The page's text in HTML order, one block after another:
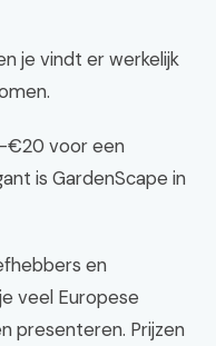
je vindt er werkelijk
€20 voor een
is GardenScape in
en
veel Europese
presenteren. Prijzen